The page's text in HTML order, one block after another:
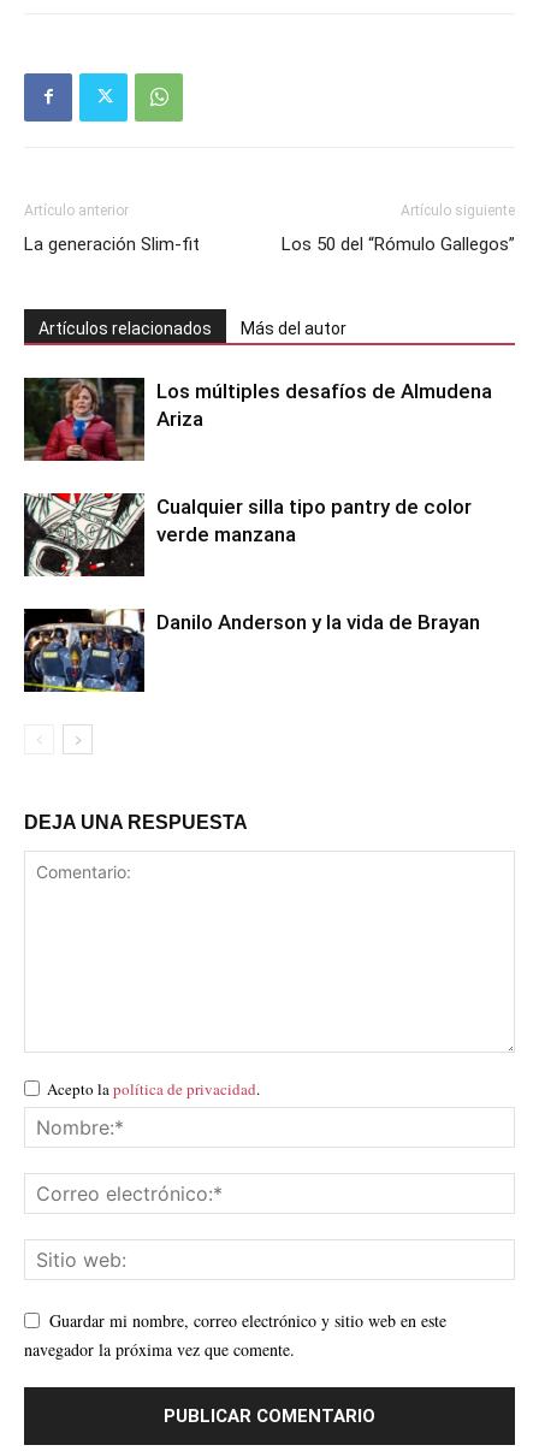
Artículo anterior
La generación Slim-fit
Artículo siguiente
Los 50 del “Rómulo Gallegos”
Artículos relacionados Más del autor
Los múltiples desafíos de Almudena
Ariza
Cualquier silla tipo pantry de color
verde manzana
Danilo Anderson y la vida de Brayan
DEJA UNA RESPUESTA
Acepto lapolítica de privacidad.
Guardar mi nombre, correo electrónico y sitio web en este
navegador la próxima vez que comente.